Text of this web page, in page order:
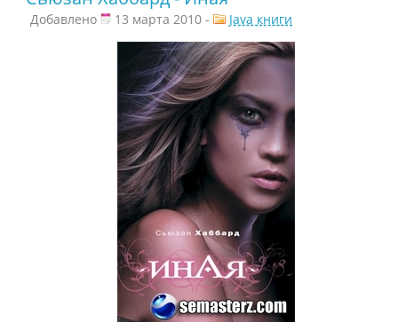
Добавлено 13 марта 2010 - Java книги